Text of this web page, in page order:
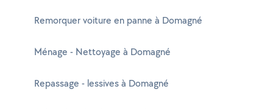
Remorquer voiture en panne à Domagné
Ménage - Nettoyage à Domagné
Repassage - lessives à Domagné